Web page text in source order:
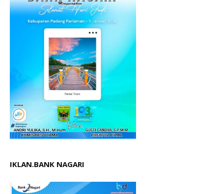
IKLAN.BANK NAGARI